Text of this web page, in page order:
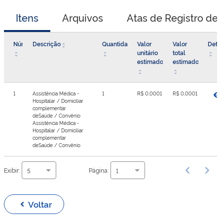
Itens Arquivos Atas de Registro de
NúmeroDescrição Quantidade
Valor
unitário
estimado
Valor
total
estimado
1
Assistência Médica -
Hospitalar / Domiciliar
complementar
deSaúde / Convênio
Assistência Médica -
Hospitalar / Domiciliar
complementar
deSaúde / Convênio
1 R$ 0,0001 R$ 0,0001
Exibir: 5 Página: 1
Voltar